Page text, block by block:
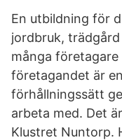
En utbildning för
jordbruk,
många
företagandet är
förhållningssätt
arbeta med. Det
Klustret Nuntorp.